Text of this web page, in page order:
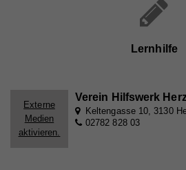
Lernhilfe
Externe
Medien
aktivieren.
Verein Hilfswerk
Keltengasse 10, 3130
02782 828 03